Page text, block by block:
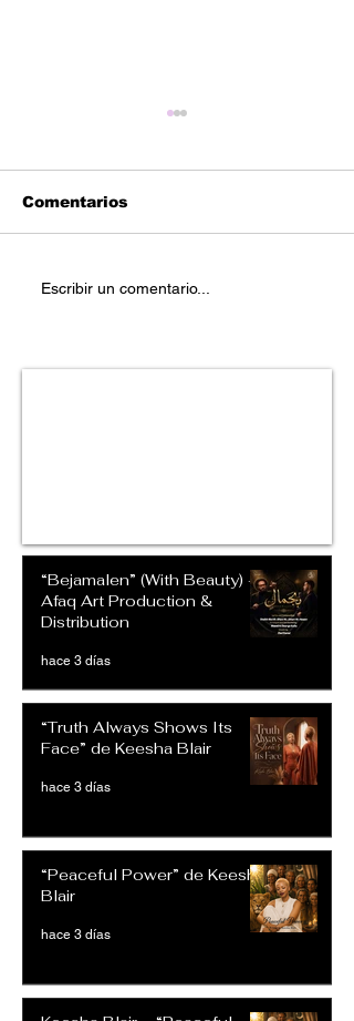
Geese Da Goon -
Comentarios
Escribir un comentario...
“Bejamalen” (With Beauty) –
Afaq Art Production &
Distribution
hace 3 días
“Truth Always Shows Its
Face” de Keesha Blair
hace 3 días
“Peaceful Power” de Keesha
Blair
hace 3 días